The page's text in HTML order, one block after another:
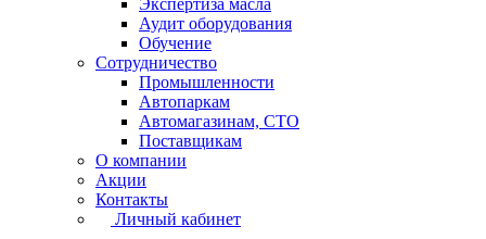
Экспертиза масла
Аудит оборудования
Обучение
Сотрудничество
Промышленности
Автопаркам
Автомагазинам, СТО
Поставщикам
О компании
Акции
Контакты
Личный кабинет